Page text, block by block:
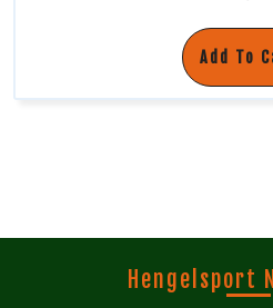
Add To
Hengelsport